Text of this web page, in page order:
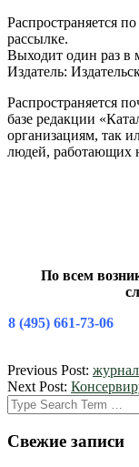
Распространяется
рассылке.
Выходит один раз в
Издатель:
Распространяется
базе редакции
организациям, так
людей, работающих
По всем
8 (495) 661-73-
2012-
03-
09
Previous Post:
Next Post:
Search
Свежие записи